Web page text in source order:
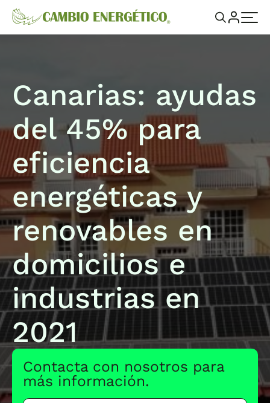
Canarias: ayudas
del 45% para
eficiencia
energéticas y
renovables en
domicilios e
industrias en
2021
Contacta con nosotros para
más información.